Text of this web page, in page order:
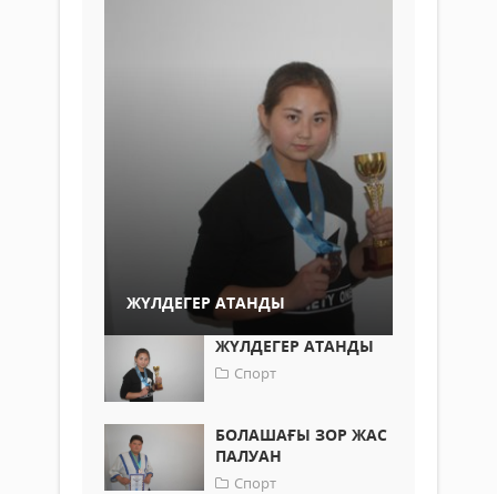
ЖҮЛДЕГЕР АТАНДЫ
ЖҮЛДЕГЕР АТАНДЫ
Спорт
БОЛАШАҒЫ ЗОР ЖАС
ПАЛУАН
Спорт